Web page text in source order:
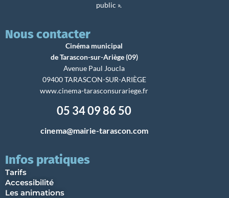
public ».
Nous contacter
Cinéma municipal
de Tarascon-sur-Ariège (09)
Avenue Paul Joucla
09400 TARASCON-SUR-ARIÈGE
www.cinema-tarasconsurariege.fr
05 34 09 86 50
cinema@mairie-tarascon.com
Infos pratiques
Tarifs
Accessibilité
Les animations